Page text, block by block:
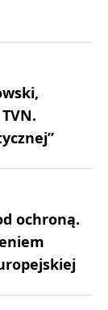
ochroną.